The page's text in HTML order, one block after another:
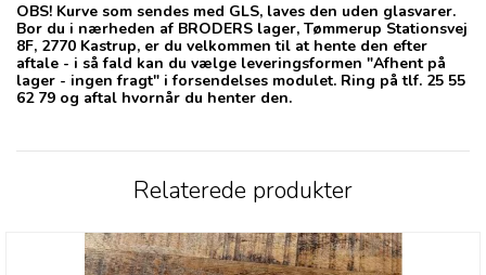
OBS! Kurve som sendes med GLS, laves den uden glasvarer.
Bor du i nærheden af BRODERS lager, Tømmerup Stationsvej
8F, 2770 Kastrup, er du velkommen til at hente den efter
aftale - i så fald kan du vælge leveringsformen "Afhent på
lager - ingen fragt" i forsendelses modulet. Ring på tlf. 25 55
62 79 og aftal hvornår du henter den.
Relaterede produkter